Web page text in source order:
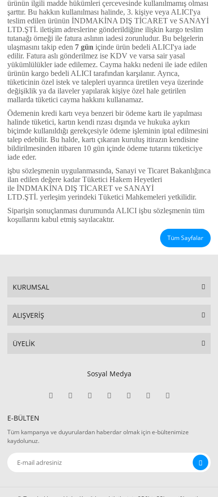
ürünün ilgili madde hükümleri çercevesinde kullanılmamış olması
şarttır. Bu hakkın kullanılması halinde, 3. kişiye veya ALICI'ya
teslim edilen ürünün İNDMAKİNA DIŞ TİCARET ve SANAYİ
LTD.ŞTİ. iletişim adreslerine gönderildiğine ilişkin kargo teslim
tutanağı örneği ile fatura aslının iadesi zorunludur. Bu belgelerin
ulaşmasını takip eden 7 gün içinde ürün bedeli ALICI'ya iade
edilir. Fatura aslı gönderilmez ise KDV ve varsa sair yasal
yükümlülükler iade edilemez. Cayma hakkı nedeni ile iade edilen
ürünün kargo bedeli ALICI tarafından karşılanır. Ayrıca,
tüketicinin özel istek ve talepleri uyarınca üretilen veya üzerinde
değişiklik ya da ilaveler yapılarak kişiye özel hale getirilen
mallarda tüketici cayma hakkını kullanamaz.
Ödemenin kredi kartı veya benzeri bir ödeme kartı ile yapılması
halinde tüketici, kartın kendi rızası dışında ve hukuka aykırı
biçimde kullanıldığı gerekçesiyle ödeme işleminin iptal edilmesini
talep edebilir. Bu halde, kartı çıkaran kuruluş itirazın kendisine
bildirilmesinden itibaren 10 gün içinde ödeme tutarını tüketiciye
iade eder.
işbu sözleşmenin uygulanmasında, Sanayi ve Ticaret Bakanlığınca
ilan edilen değere kadar Tüketici Hakem Heyetleri
ile İNDMAKİNA DIŞ TİCARET ve SANAYİ
LTD.ŞTİ. yerleşim yerindeki Tüketici Mahkemeleri yetkilidir.
Siparişin sonuçlanması durumunda ALICI işbu sözleşmenin tüm
koşullarını kabul etmiş sayılacaktır.
Tüm Sayfalar
KURUMSAL
ALIŞVERİŞ
ÜYELİK
Sosyal Medya
E-BÜLTEN
Tüm kampanya ve duyurulardan haberdar olmak için e-bültenimize
kaydolunuz.